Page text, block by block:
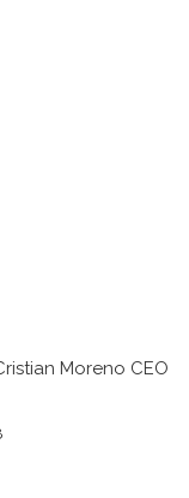
Moreno CEO